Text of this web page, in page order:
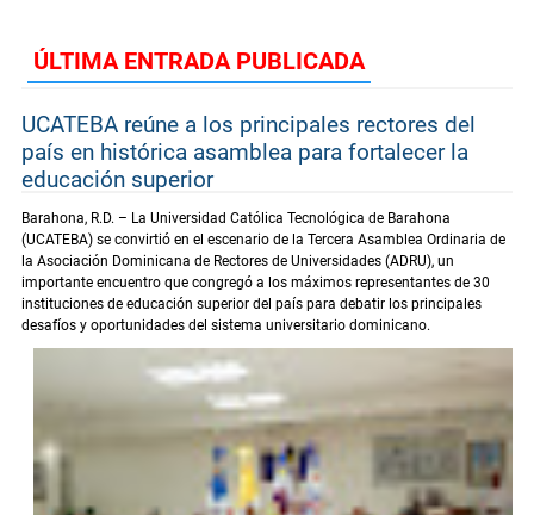
ÚLTIMA ENTRADA PUBLICADA
UCATEBA reúne a los principales rectores del
país en histórica asamblea para fortalecer la
educación superior
Barahona, R.D. – La Universidad Católica Tecnológica de Barahona
(UCATEBA) se convirtió en el escenario de la Tercera Asamblea Ordinaria de
la Asociación Dominicana de Rectores de Universidades (ADRU), un
importante encuentro que congregó a los máximos representantes de 30
instituciones de educación superior del país para debatir los principales
desafíos y oportunidades del sistema universitario dominicano.